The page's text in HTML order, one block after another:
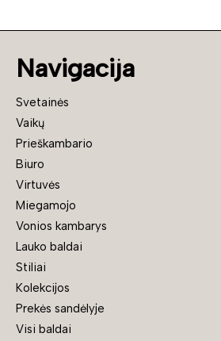
Navigacija
Svetainės
Vaikų
Prieškambario
Biuro
Virtuvės
Miegamojo
Vonios kambarys
Lauko baldai
Stiliai
Kolekcijos
Prekės sandėlyje
Visi baldai